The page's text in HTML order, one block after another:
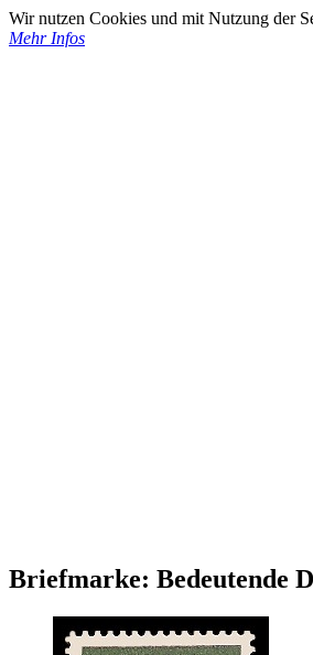
Wir nutzen Cookies und mit Nutzung der
Mehr Infos
Briefmarke: Bedeutende